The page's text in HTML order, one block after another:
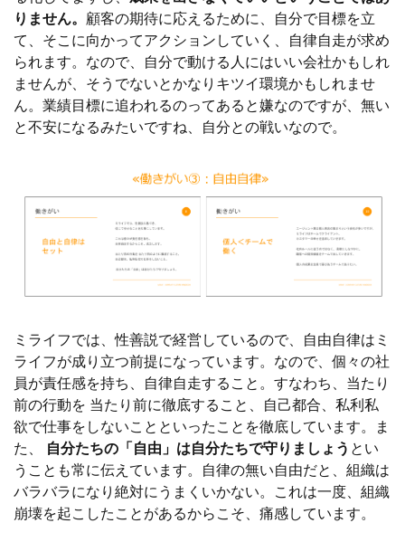
りません。 顧客の期待に応えるために、自分で目標を立
て、そこに向かってアクションしていく、自律自走が求め
られます。なので、自分で動ける人にはいい会社かもしれ
ませんが、そうでないとかなりキツイ環境かもしれませ
ん。業績目標に追われるのってあると嫌なのですが、無い
と不安になるみたいですね、自分との戦いなので。
ミライフでは、性善説で経営しているので、自由自律はミ
ライフが成り立つ前提になっています。なので、個々の社
員が責任感を持ち、自律自走すること。すなわち、当たり
前の行動を 当たり前に徹底すること、自己都合、私利私
欲で仕事をしないことといったことを徹底しています。ま
た、
自分たちの「自由」は自分たちで守りましょう とい
うことも常に伝えています。自律の無い自由だと、組織は
バラバラになり絶対にうまくいかない。これは一度、組織
崩壊を起こしたことがあるからこそ、痛感しています。